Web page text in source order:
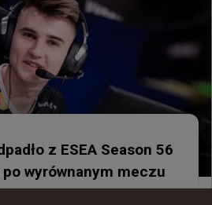
z ESEA Season 56
wyrównanym meczu